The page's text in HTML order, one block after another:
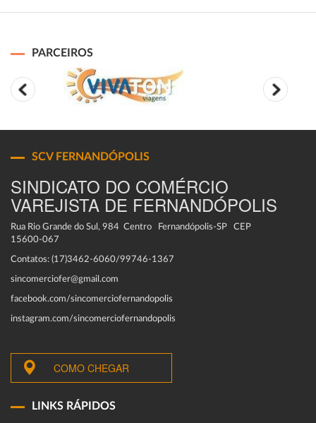
PARCEIROS
SCV FERNANDÓPOLIS
SINDICATO DO COMÉRCIO
VAREJISTA DE FERNANDÓPOLIS
Rua Rio Grande do Sul, 984 Centro Fernandópolis-SP CEP
15600-067
Contatos: (17)3462-6060/99746-1367
sincomerciofer@gmail.com
facebook.com/sincomerciofernandopolis
instagram.com/sincomerciofernandopolis
COMO CHEGAR
LINKS RÁPIDOS